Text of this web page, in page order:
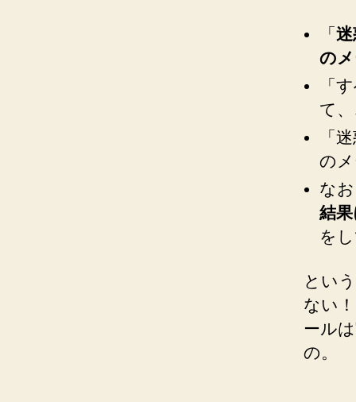
「
の
「
て
「
の
な
結
を
とい
ない
ール
の。